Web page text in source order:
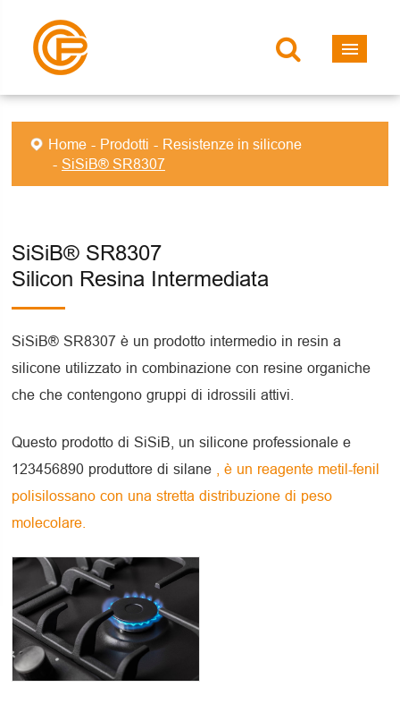
Home Prodotti
Resistenze in silicone
SiSiB® SR8307
SiSiB® SR8307
Silicon Resina Intermediata
SiSiB® SR8307 è un prodotto intermedio in resin a
silicone utilizzato in combinazione con resine organiche
che che contengono gruppi di idrossili attivi.
Questo prodotto di SiSiB, un silicone professionale e
123456890 produttore di silane
, è un reagente metil-fenil
polisilossano con una stretta distribuzione di peso
molecolare.